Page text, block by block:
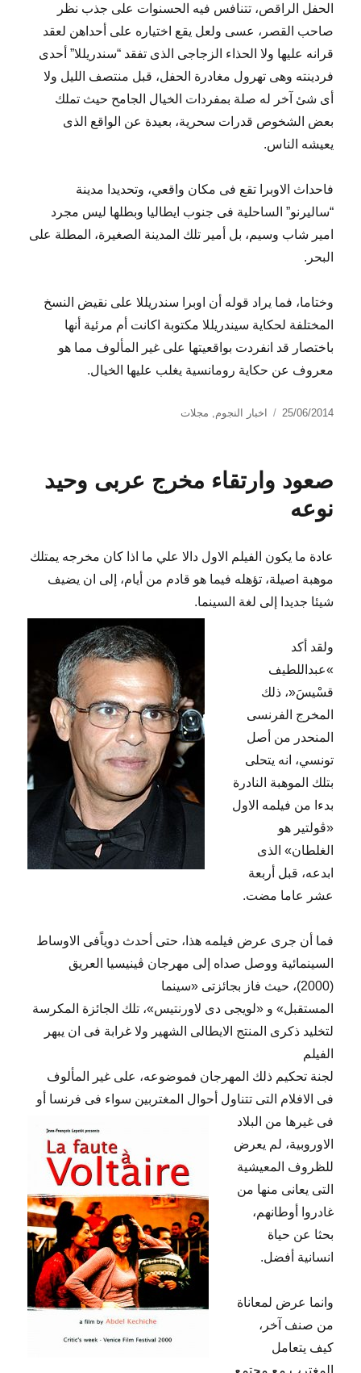
الحفل الراقص، تتنافس فيه الحسنوات على جذب نظر
صاحب القصر، عسى ولعل يقع اختياره على أحداهن لعقد
قرانه عليها ولا الحذاء الزجاجى الذى تفقد “سندريللا” أحدى
فردينته وهى تهرول مغادرة الحفل، قبل منتصف الليل ولا
أى شئ آخر له صلة بمفردات الخيال الجامح حيث تملك
بعض الشخوص قدرات سحرية، بعيدة عن الواقع الذى
يعيشه الناس.
فاحداث الاوبرا تقع فى مكان واقعي، وتحديدا مدينة
“ساليرنو” الساحلية فى جنوب ايطاليا وبطلها ليس مجرد
امير شاب وسيم، بل أمير تلك المدينة الصغيرة، المطلة على
البحر.
وختاما، فما يراد قوله أن اوبرا سندريللا على نقيض النسخ
المختلفة لحكاية سيندريللا مكتوبة اكانت أم مرئية أنها
باختصار قد انفردت بواقعيتها على غير المألوف مما هو
معروف عن حكاية رومانسية يغلب عليها الخيال.
نُشرت
25/06/2014 التصنيفات
اخبار النجوم مجلات
صعود وارتقاء مخرج عربى وحيد
نوعه
عادة ما يكون الفيلم الاول دالا علي ما اذا كان مخرجه يمتلك
موهبة اصيلة، تؤهله فيما هو قادم من أيام، إلى ان يضيف
شيئا جديدا إلى لغة السينما.
ولقد أكد
»عبداللطيف
قسْيسَ«، ذلك
المخرج الفرنسى
المنحدر من أصل
تونسي، انه يتحلى
بتلك الموهبة النادرة
بدءا من فيلمه الاول
«ڤولتير هو
الغلطان» الذى
ابدعه، قبل أربعة
عشر عاما مضت.
فما أن جرى عرض فيلمه هذا، حتى أحدث دوياًفى الاوساط
السينمائية ووصل صداه إلى مهرجان ڤينيسيا العريق
(2000)، حيث فاز بجائزتى «سينما
المستقبل» و «لويجى دى لاورنتيس»، تلك الجائزة المكرسة
لتخليد ذكرى المنتج الايطالى الشهير ولا غرابة فى ان يبهر
الفيلم
لجنة تحكيم ذلك المهرجان فموضوعه، على غير المألوف
فى الافلام التى تتناول أحوال المغتربين سواء فى فرنسا أو
فى غيرها من البلاد
الاوروبية، لم يعرض
للظروف المعيشية
التى يعانى منها من
غادروا أوطانهم،
بحثا عن حياة
انسانية أفضل.
وانما عرض لمعاناة
من صنف آخر،
كيف يتعامل
المغترب مع مجتمع